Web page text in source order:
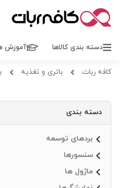
دسته بندی کالاها آموزش
کافه ربات باتری و تغذیه
دسته بندی
بردهای توسعه
سنسورها
ماژول ها